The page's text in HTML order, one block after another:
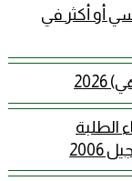
أو أكثر في
الطلبة